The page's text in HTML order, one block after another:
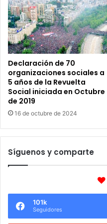
Declaración de 70
organizaciones sociales a
5 años de la Revuelta
Social iniciada en Octubre
de 2019
16 de octubre de 2024
Síguenos y comparte
101k
Seguidores